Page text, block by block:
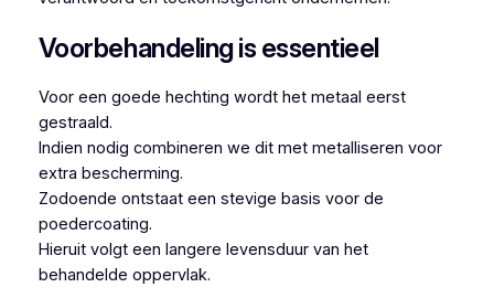
Voorbehandeling is essentieel
Voor een goede hechting wordt het metaal eerst
gestraald.
Indien nodig combineren we dit met metalliseren voor
extra bescherming.
Zodoende ontstaat een stevige basis voor de
poedercoating.
Hieruit volgt een langere levensduur van het
behandelde oppervlak.